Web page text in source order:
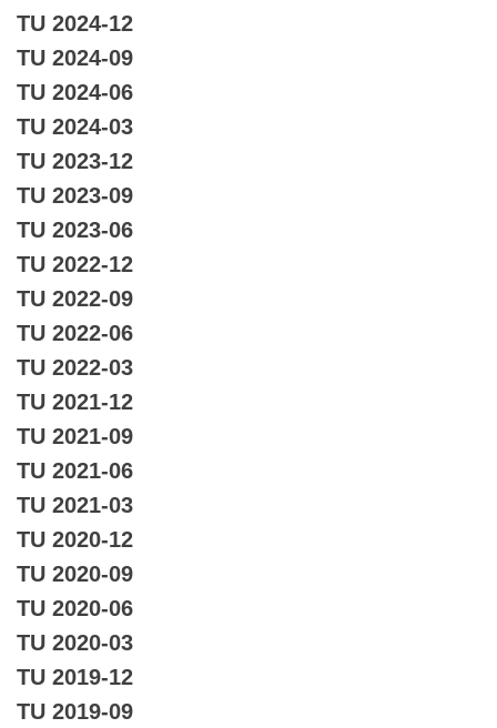
TU 2024-12
TU 2024-09
TU 2024-06
TU 2024-03
TU 2023-12
TU 2023-09
TU 2023-06
TU 2022-12
TU 2022-09
TU 2022-06
TU 2022-03
TU 2021-12
TU 2021-09
TU 2021-06
TU 2021-03
TU 2020-12
TU 2020-09
TU 2020-06
TU 2020-03
TU 2019-12
TU 2019-09